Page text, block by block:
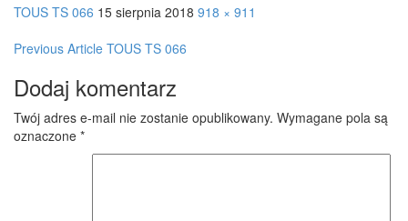
TOUS TS 066 15 sierpnia 2018 918 × 911
Post
navigation
Previous Article TOUS TS 066
Dodaj komentarz
Twój adres e-mail nie zostanie opublikowany. Wymagane pola są
oznaczone *